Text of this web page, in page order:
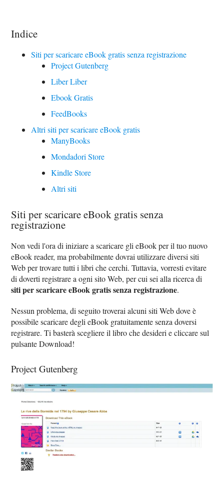
Indice
Siti per scaricare eBook gratis senza registrazione
Project Gutenberg
Liber Liber
Ebook Gratis
FeedBooks
Altri siti per scaricare eBook gratis
ManyBooks
Mondadori Store
Kindle Store
Altri siti
Siti per scaricare eBook gratis senza
registrazione
Non vedi l'ora di iniziare a scaricare gli eBook per il tuo nuovo
eBook reader, ma probabilmente dovrai utilizzare diversi siti
Web per trovare tutti i libri che cerchi. Tuttavia, vorresti evitare
di doverti registrare a ogni sito Web, per cui sei alla ricerca di
siti per scaricare eBook gratis senza registrazione.
Nessun problema, di seguito troverai alcuni siti Web dove è
possibile scaricare degli eBook gratuitamente senza doversi
registrare. Ti basterà scegliere il libro che desideri e cliccare sul
pulsante Download!
Project Gutenberg